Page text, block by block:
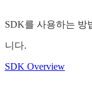
SDK를 사용하는 방
니다.
SDK Overview